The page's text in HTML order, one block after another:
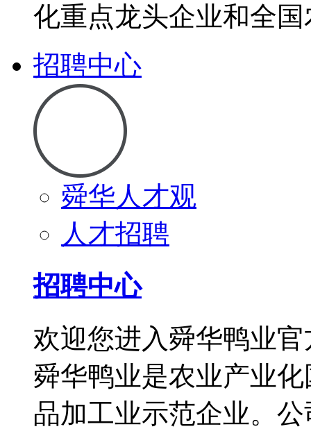
化重点龙头企业和全
招聘中心
舜华人才观
人才招聘
招聘中心
欢迎您进入舜华鸭业
舜华鸭业是农业产业
品加工业示范企业。